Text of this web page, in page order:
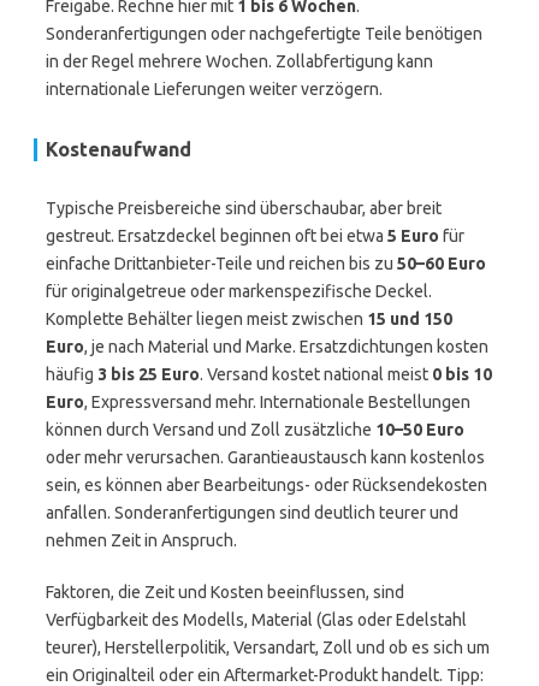
Freigabe. Rechne hier mit 1 bis 6 Wochen.
Sonderanfertigungen oder nachgefertigte Teile benötigen
in der Regel mehrere Wochen. Zollabfertigung kann
internationale Lieferungen weiter verzögern.
Kostenaufwand
Typische Preisbereiche sind überschaubar, aber breit
gestreut. Ersatzdeckel beginnen oft bei etwa 5 Euro für
einfache Drittanbieter-Teile und reichen bis zu 50–60 Euro
für originalgetreue oder markenspezifische Deckel.
Komplette Behälter liegen meist zwischen 15 und 150
Euro, je nach Material und Marke. Ersatzdichtungen kosten
häufig 3 bis 25 Euro. Versand kostet national meist 0 bis 10
Euro, Expressversand mehr. Internationale Bestellungen
können durch Versand und Zoll zusätzliche 10–50 Euro
oder mehr verursachen. Garantieaustausch kann kostenlos
sein, es können aber Bearbeitungs- oder Rücksendekosten
anfallen. Sonderanfertigungen sind deutlich teurer und
nehmen Zeit in Anspruch.
Faktoren, die Zeit und Kosten beeinflussen, sind
Verfügbarkeit des Modells, Material (Glas oder Edelstahl
teurer), Herstellerpolitik, Versandart, Zoll und ob es sich um
ein Originalteil oder ein Aftermarket-Produkt handelt. Tipp: